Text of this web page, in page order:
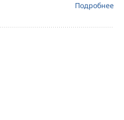
Подробнее